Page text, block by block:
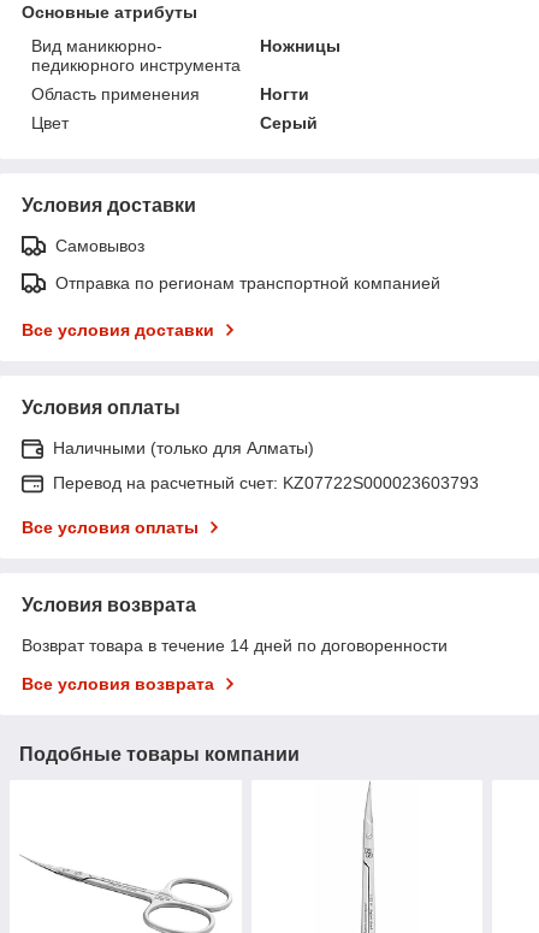
Основные атрибуты
Вид маникюрно-
педикюрного инструмента
Ножницы
Область применения
Ногти
Цвет
Серый
Условия доставки
Самовывоз
Отправка по регионам транспортной компанией
Все условия доставки
Условия оплаты
Наличными (только для Алматы)
Перевод на расчетный счет: KZ07722S000023603793
Все условия оплаты
Условия возврата
Возврат товара в течение 14 дней по договоренности
Все условия возврата
Подобные товары компании